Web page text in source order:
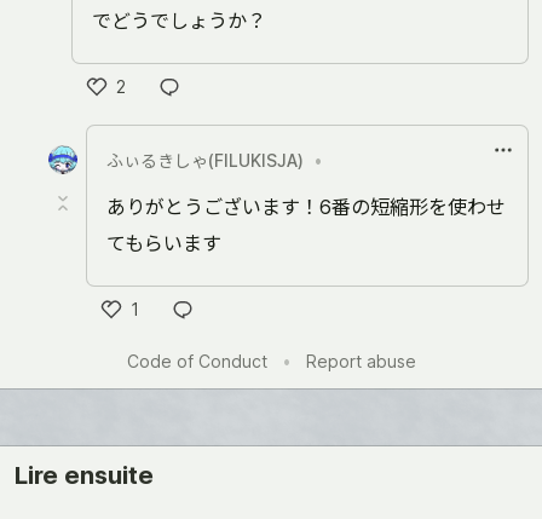
でどうでしょうか？
2
い
ね
ふぃるきしゃ(FILUKISJA) •
ありがとうございます！6番の短縮形を使わせ
てもらいます
1
い
ね
Code of Conduct • Report abuse
Lire ensuite